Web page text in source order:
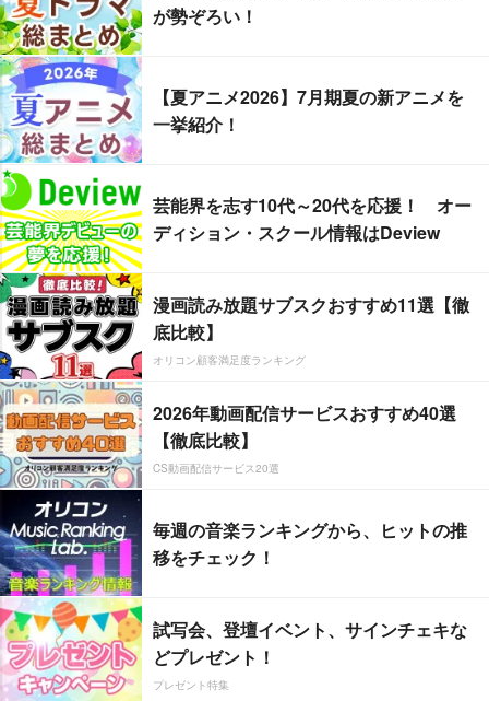
が勢ぞろい！
【夏アニメ2026】7月期夏の新アニメを
一挙紹介！
芸能界を志す10代～20代を応援！ オー
ディション・スクール情報はDeview
漫画読み放題サブスクおすすめ11選【徹
底比較】
オリコン顧客満足度ランキング
2026年動画配信サービスおすすめ40選
【徹底比較】
CS動画配信サービス20選
毎週の音楽ランキングから、ヒットの推
移をチェック！
試写会、登壇イベント、サインチェキな
どプレゼント！
プレゼント特集